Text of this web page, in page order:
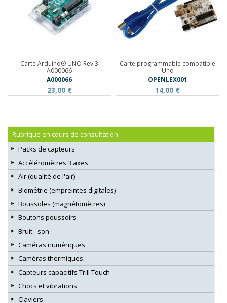
Carte Arduino® UNO Rev 3
A000066
A000066
23,00 €
Carte programmable compatible
Uno
OPENLEX001
14,00 €
Rubrique en cours de consultation
Packs de capteurs
Accéléromètres 3 axes
Air (qualité de l'air)
Biométrie (empreintes digitales)
Boussoles (magnétomètres)
Boutons poussoirs
Bruit - son
Caméras numériques
Caméras thermiques
Capteurs capacitifs Trill Touch
Chocs et vibrations
Claviers